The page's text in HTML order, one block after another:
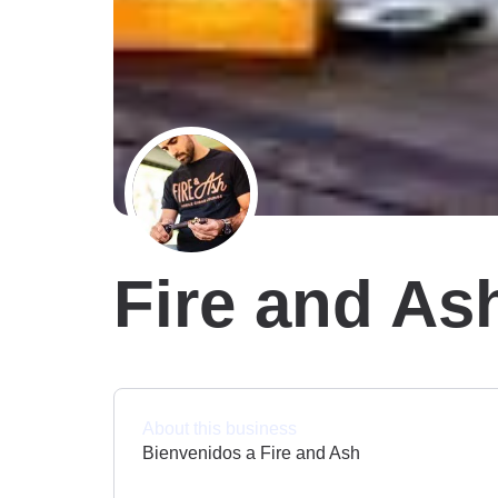
Fire and
About this business
Bienvenidos a Fire and Ash